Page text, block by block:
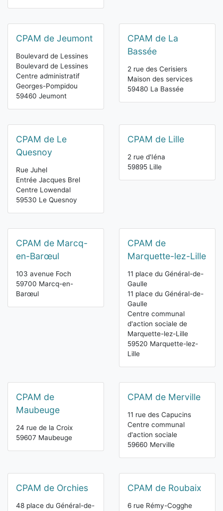
CPAM de Jeumont
Boulevard de Lessines
Boulevard de Lessines
Centre administratif
Georges-Pompidou
59460 Jeumont
CPAM de La
Bassée
2 rue des Cerisiers
Maison des services
59480 La Bassée
CPAM de Le
Quesnoy
Rue Juhel
Entrée Jacques Brel
Centre Lowendal
59530 Le Quesnoy
CPAM de Lille
2 rue d'Iéna
59895 Lille
CPAM de Marcq-
en-Barœul
103 avenue Foch
59700 Marcq-en-
Barœul
CPAM de
Marquette-lez-Lille
11 place du Général-de-
Gaulle
11 place du Général-de-
Gaulle
Centre communal
d'action sociale de
Marquette-lez-Lille
59520 Marquette-lez-
Lille
CPAM de
Maubeuge
24 rue de la Croix
59607 Maubeuge
CPAM de Merville
11 rue des Capucins
Centre communal
d'action sociale
59660 Merville
CPAM de Orchies
48 place du Général-de-
CPAM de Roubaix
6 rue Rémy-Cogghe